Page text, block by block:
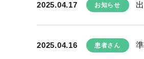
2025.04.17 お知らせ
2025.04.16 患者さん